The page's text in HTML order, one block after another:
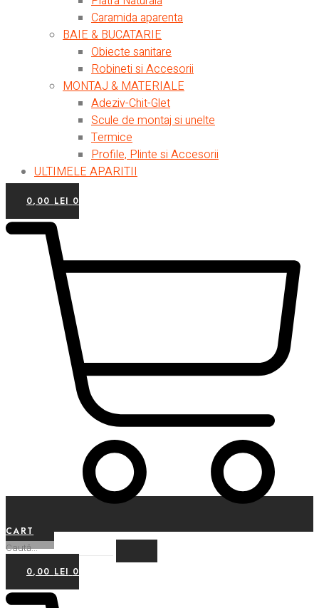
Caramida aparenta
BAIE & BUCATARIE
Obiecte sanitare
Robineti si Accesorii
MONTAJ & MATERIALE
Adeziv-Chit-Glet
Scule de montaj si unelte
Termice
Profile, Plinte si Accesorii
ULTIMELE APARITII
0,00 LEI 0
CART
0,00 LEI 0